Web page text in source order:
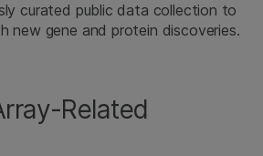
curated public data collection to
new gene and protein discoveries.
Related